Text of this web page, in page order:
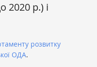
2020 р.) і
розвитку
ОДА.